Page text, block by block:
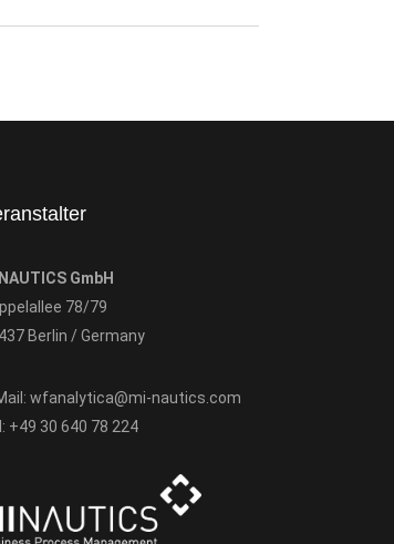
GmbH
78/79
Berlin / Germany
wfanalytica@mi-nautics.com
+49 30 640 78 224